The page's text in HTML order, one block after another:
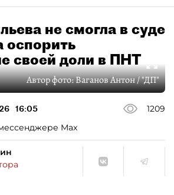
не смогла в суде
оспорить
своей доли в ПНТ
Автор фото:Ваганов Антон / "ДП"
16:05
1209
Max